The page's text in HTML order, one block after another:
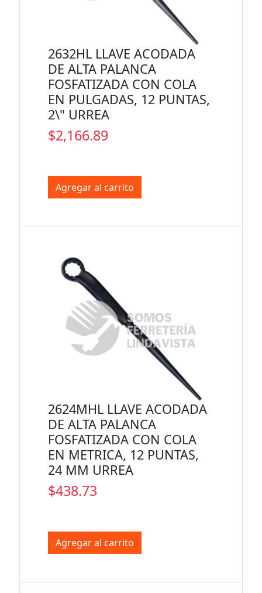
2632HL LLAVE ACODADA
DE ALTA PALANCA
FOSFATIZADA CON COLA
EN PULGADAS, 12 PUNTAS,
2\" URREA
$2,166.89
Agregar al carrito
2624MHL LLAVE ACODADA
DE ALTA PALANCA
FOSFATIZADA CON COLA
EN METRICA, 12 PUNTAS,
24 MM URREA
$438.73
Agregar al carrito